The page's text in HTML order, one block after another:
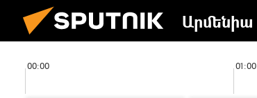
Արմենիա
00:00 01:00